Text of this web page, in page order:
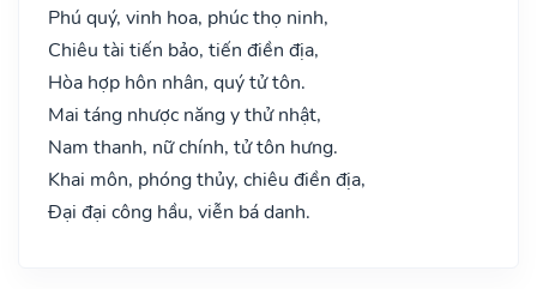
Phú quý, vinh hoa, phúc thọ ninh,
Chiêu tài tiến bảo, tiến điền địa,
Hòa hợp hôn nhân, quý tử tôn.
Mai táng nhược năng y thử nhật,
Nam thanh, nữ chính, tử tôn hưng.
Khai môn, phóng thủy, chiêu điền địa,
Đại đại công hầu, viễn bá danh.